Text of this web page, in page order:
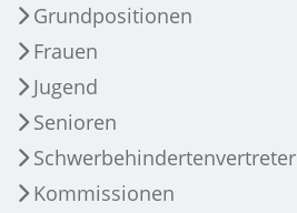
Grundpositionen
Frauen
Jugend
Senioren
Schwerbehindertenvertreter
Kommissionen